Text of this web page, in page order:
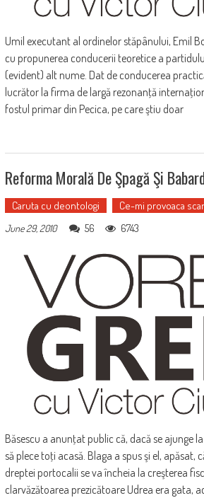
Umil executant al ordinelor stăpânului, Emil
cu propunerea conducerii teoretice a
(evident) alt nume. Dat de conducerea
lucrător la firma de largă rezonanţă
fostul primar din Pecica, pe care ştiu doar
Reforma Morală De Şpagă Şi
Caruta cu deontologi Ce-mi provoaca
June 29, 2010
56 6743
Băsescu a anunţat public că, dacă se ajunge
să plece toţi acasă. Blaga a spus şi el, apăsat,
dreptei portocalii se va încheia la creşterea
clarvăzătoarea prezicătoare Udrea era gata,